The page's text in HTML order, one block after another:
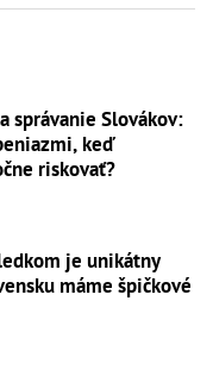
správanie Slovákov:
keď
riskovať?
je unikátny
máme špičkové